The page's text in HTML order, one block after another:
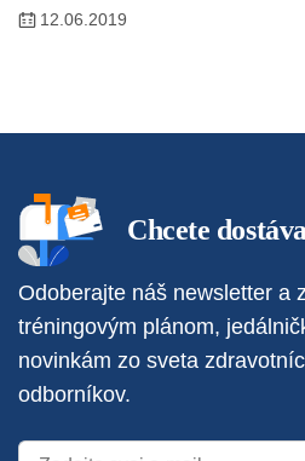
12.06.2019
Chcete
Odoberajte náš newsletter a
tréningovým plánom,
novinkám zo sveta
odborníkov.